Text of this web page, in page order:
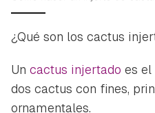
¿Qué son los cactus
Un cactus injertado es el
dos cactus con fines,
ornamentales.